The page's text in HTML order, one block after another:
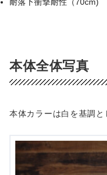
本体全体写真
本体カラーは白を基調と